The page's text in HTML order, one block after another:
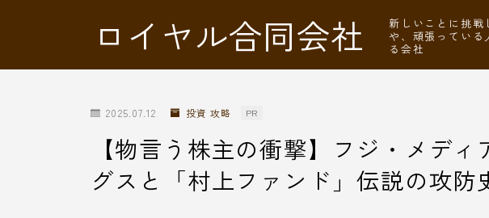
ロイヤル合同会社
新しいことに挑戦
や、頑張っている
る会社
2025.07.12 投資 攻略 PR
【物言う株主の衝撃】フジ・メデ
グスと「村上ファンド」伝説の攻防